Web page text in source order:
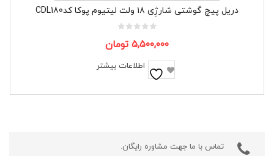
تماس با ما جهت مشاوره رایگان.
دریل پیچ گوشتی شارژِی ۱۸ ولت لیتیوم پوکا کدCDL180
۵,۵۰۰,۰۰۰ تومان
اطلاعات بیشتر